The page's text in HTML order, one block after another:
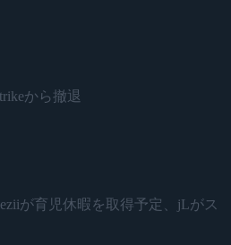
から撤退
が育児休暇を取得予定、jLがス